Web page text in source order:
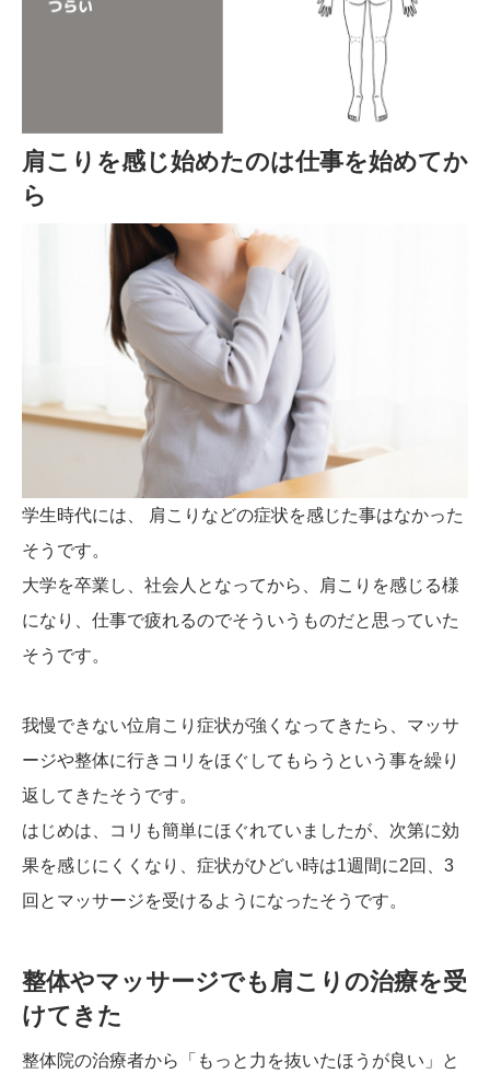
肩こりを感じ始めたのは仕事を始めてか
ら
学生時代には、 肩こりなどの症状を感じた事はなかった
そうです。
大学を卒業し、社会人となってから、肩こりを感じる様
になり、仕事で疲れるのでそういうものだと思っていた
そうです。
我慢できない位肩こり症状が強くなってきたら、マッサ
ージや整体に行きコリをほぐしてもらうという事を繰り
返してきたそうです。
はじめは、コリも簡単にほぐれていましたが、次第に効
果を感じにくくなり、症状がひどい時は1週間に2回、3
回とマッサージを受けるようになったそうです。
整体やマッサージでも肩こりの治療を受
けてきた
整体院の治療者から「もっと力を抜いたほうが良い」と